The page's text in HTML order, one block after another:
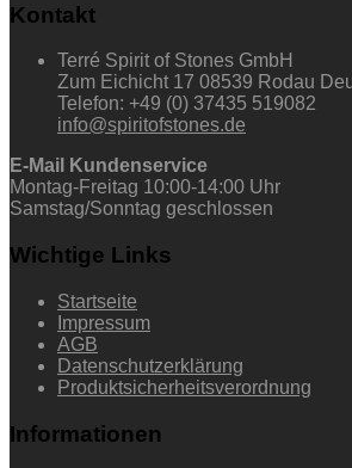
Kontakt
Terré Spirit of Stones GmbH
Zum Eichicht 17 08539 Rodau
Telefon: +49 (0) 37435 519082
info@spiritofstones.de
E-Mail Kundenservice
Montag-Freitag 10:00-14:00 Uhr
Samstag/Sonntag geschlossen
Wichtige Links
Startseite
Impressum
AGB
Datenschutzerklärung
Produktsicherheitsverordnung
Informationen